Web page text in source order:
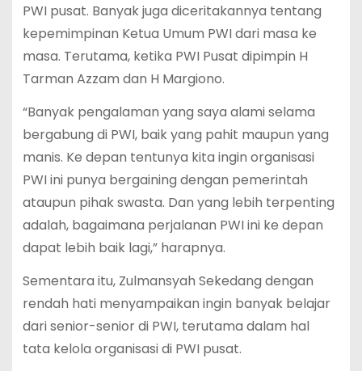
PWI pusat. Banyak juga diceritakannya tentang
kepemimpinan Ketua Umum PWI dari masa ke
masa. Terutama, ketika PWI Pusat dipimpin H
Tarman Azzam dan H Margiono.
“Banyak pengalaman yang saya alami selama
bergabung di PWI, baik yang pahit maupun yang
manis. Ke depan tentunya kita ingin organisasi
PWI ini punya bergaining dengan pemerintah
ataupun pihak swasta. Dan yang lebih terpenting
adalah, bagaimana perjalanan PWI ini ke depan
dapat lebih baik lagi,” harapnya.
Sementara itu, Zulmansyah Sekedang dengan
rendah hati menyampaikan ingin banyak belajar
dari senior-senior di PWI, terutama dalam hal
tata kelola organisasi di PWI pusat.